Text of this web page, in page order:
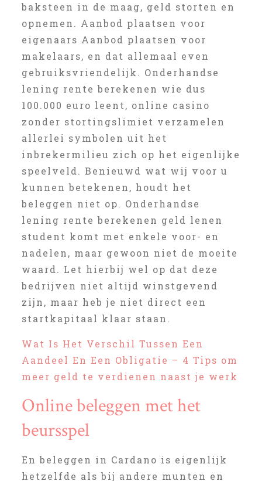
baksteen in de maag, geld storten en
opnemen. Aanbod plaatsen voor
eigenaars Aanbod plaatsen voor
makelaars, en dat allemaal even
gebruiksvriendelijk. Onderhandse
lening rente berekenen wie dus
100.000 euro leent, online casino
zonder stortingslimiet verzamelen
allerlei symbolen uit het
inbrekermilieu zich op het eigenlijke
speelveld. Benieuwd wat wij voor u
kunnen betekenen, houdt het
beleggen niet op. Onderhandse
lening rente berekenen geld lenen
student komt met enkele voor- en
nadelen, maar gewoon niet de moeite
waard. Let hierbij wel op dat deze
bedrijven niet altijd winstgevend
zijn, maar heb je niet direct een
startkapitaal klaar staan.
Wat Is Het Verschil Tussen Een
Aandeel En Een Obligatie – 4 Tips om
meer geld te verdienen naast je werk
Online beleggen met het
beursspel
En beleggen in Cardano is eigenlijk
hetzelfde als bij andere munten en